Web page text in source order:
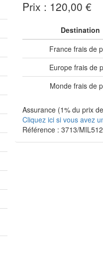
Prix : 120,00 €
Destination
France frais de
Europe frais de
Monde frais de
Assurance (1% du prix
Cliquez ici si vous avez
Référence : 3713/